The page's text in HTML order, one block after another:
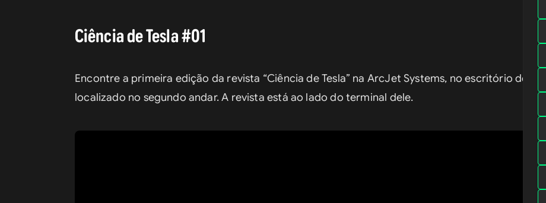
Ciência de Tesla #01
Encontre a primeira edição da revista “Ciência de Tesla” na ArcJet Systems, no escritório do
localizado no segundo andar. A revista está ao lado do terminal dele.